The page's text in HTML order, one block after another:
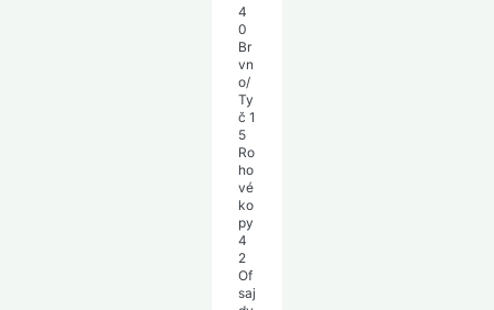
4
0
Br
vn
o/
Ty
č 1
5
Ro
ho
vé
ko
py
4
2
Of
saj